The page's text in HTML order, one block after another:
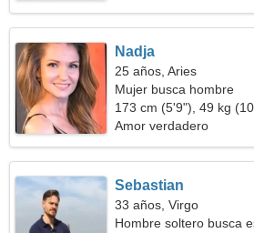
Nadja
25 años, Aries
Mujer busca hombre
173 cm (5'9"), 49 kg
Amor verdadero
Sebastian
33 años, Virgo
Hombre soltero busca